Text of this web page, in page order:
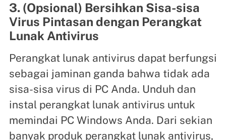
3. (Opsional) Bersihkan Sisa-sisa
Virus Pintasan dengan Perangkat
Lunak Antivirus
Perangkat lunak antivirus dapat berfungsi
sebagai jaminan ganda bahwa tidak ada
sisa-sisa virus di PC Anda. Unduh dan
instal perangkat lunak antivirus untuk
memindai PC Windows Anda. Dari sekian
banyak produk perangkat lunak antivirus,